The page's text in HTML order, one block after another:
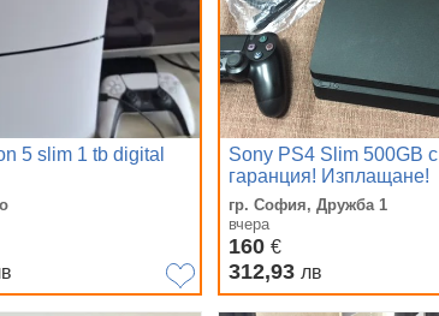
5 slim 1 tb digital
Sony PS4 Slim 500GB с
гаранция! Изплащане!
гр. София, Дружба 1
вчера
160 €
312,93 лв